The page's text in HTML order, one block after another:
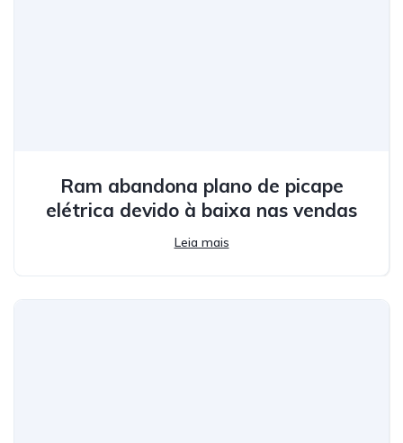
Ram abandona plano de picape
elétrica devido à baixa nas vendas
Leia mais